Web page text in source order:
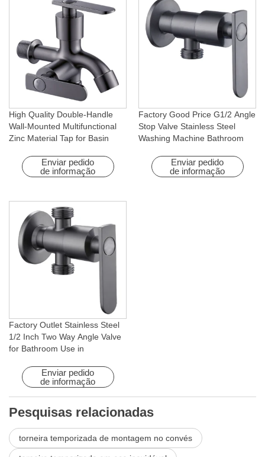
High Quality Double-Handle
Wall-Mounted Multifunctional
Zinc Material Tap for Basin
Homes
Enviar pedido
de informação
Factory Good Price G1/2 Angle
Stop Valve Stainless Steel
Washing Machine Bathroom
Apartments & Hotels
Enviar pedido
de informação
Factory Outlet Stainless Steel
1/2 Inch Two Way Angle Valve
for Bathroom Use in
InstallationEnviar pedido
de informação
Pesquisas relacionadas
torneira temporizada de montagem no convés